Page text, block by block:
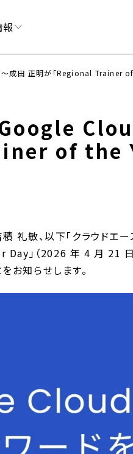
報
成田 正明が「Regional Trainer
of the
礼敏、以下「クラウド
」（2026 年 4 月 21 日
知らせします。